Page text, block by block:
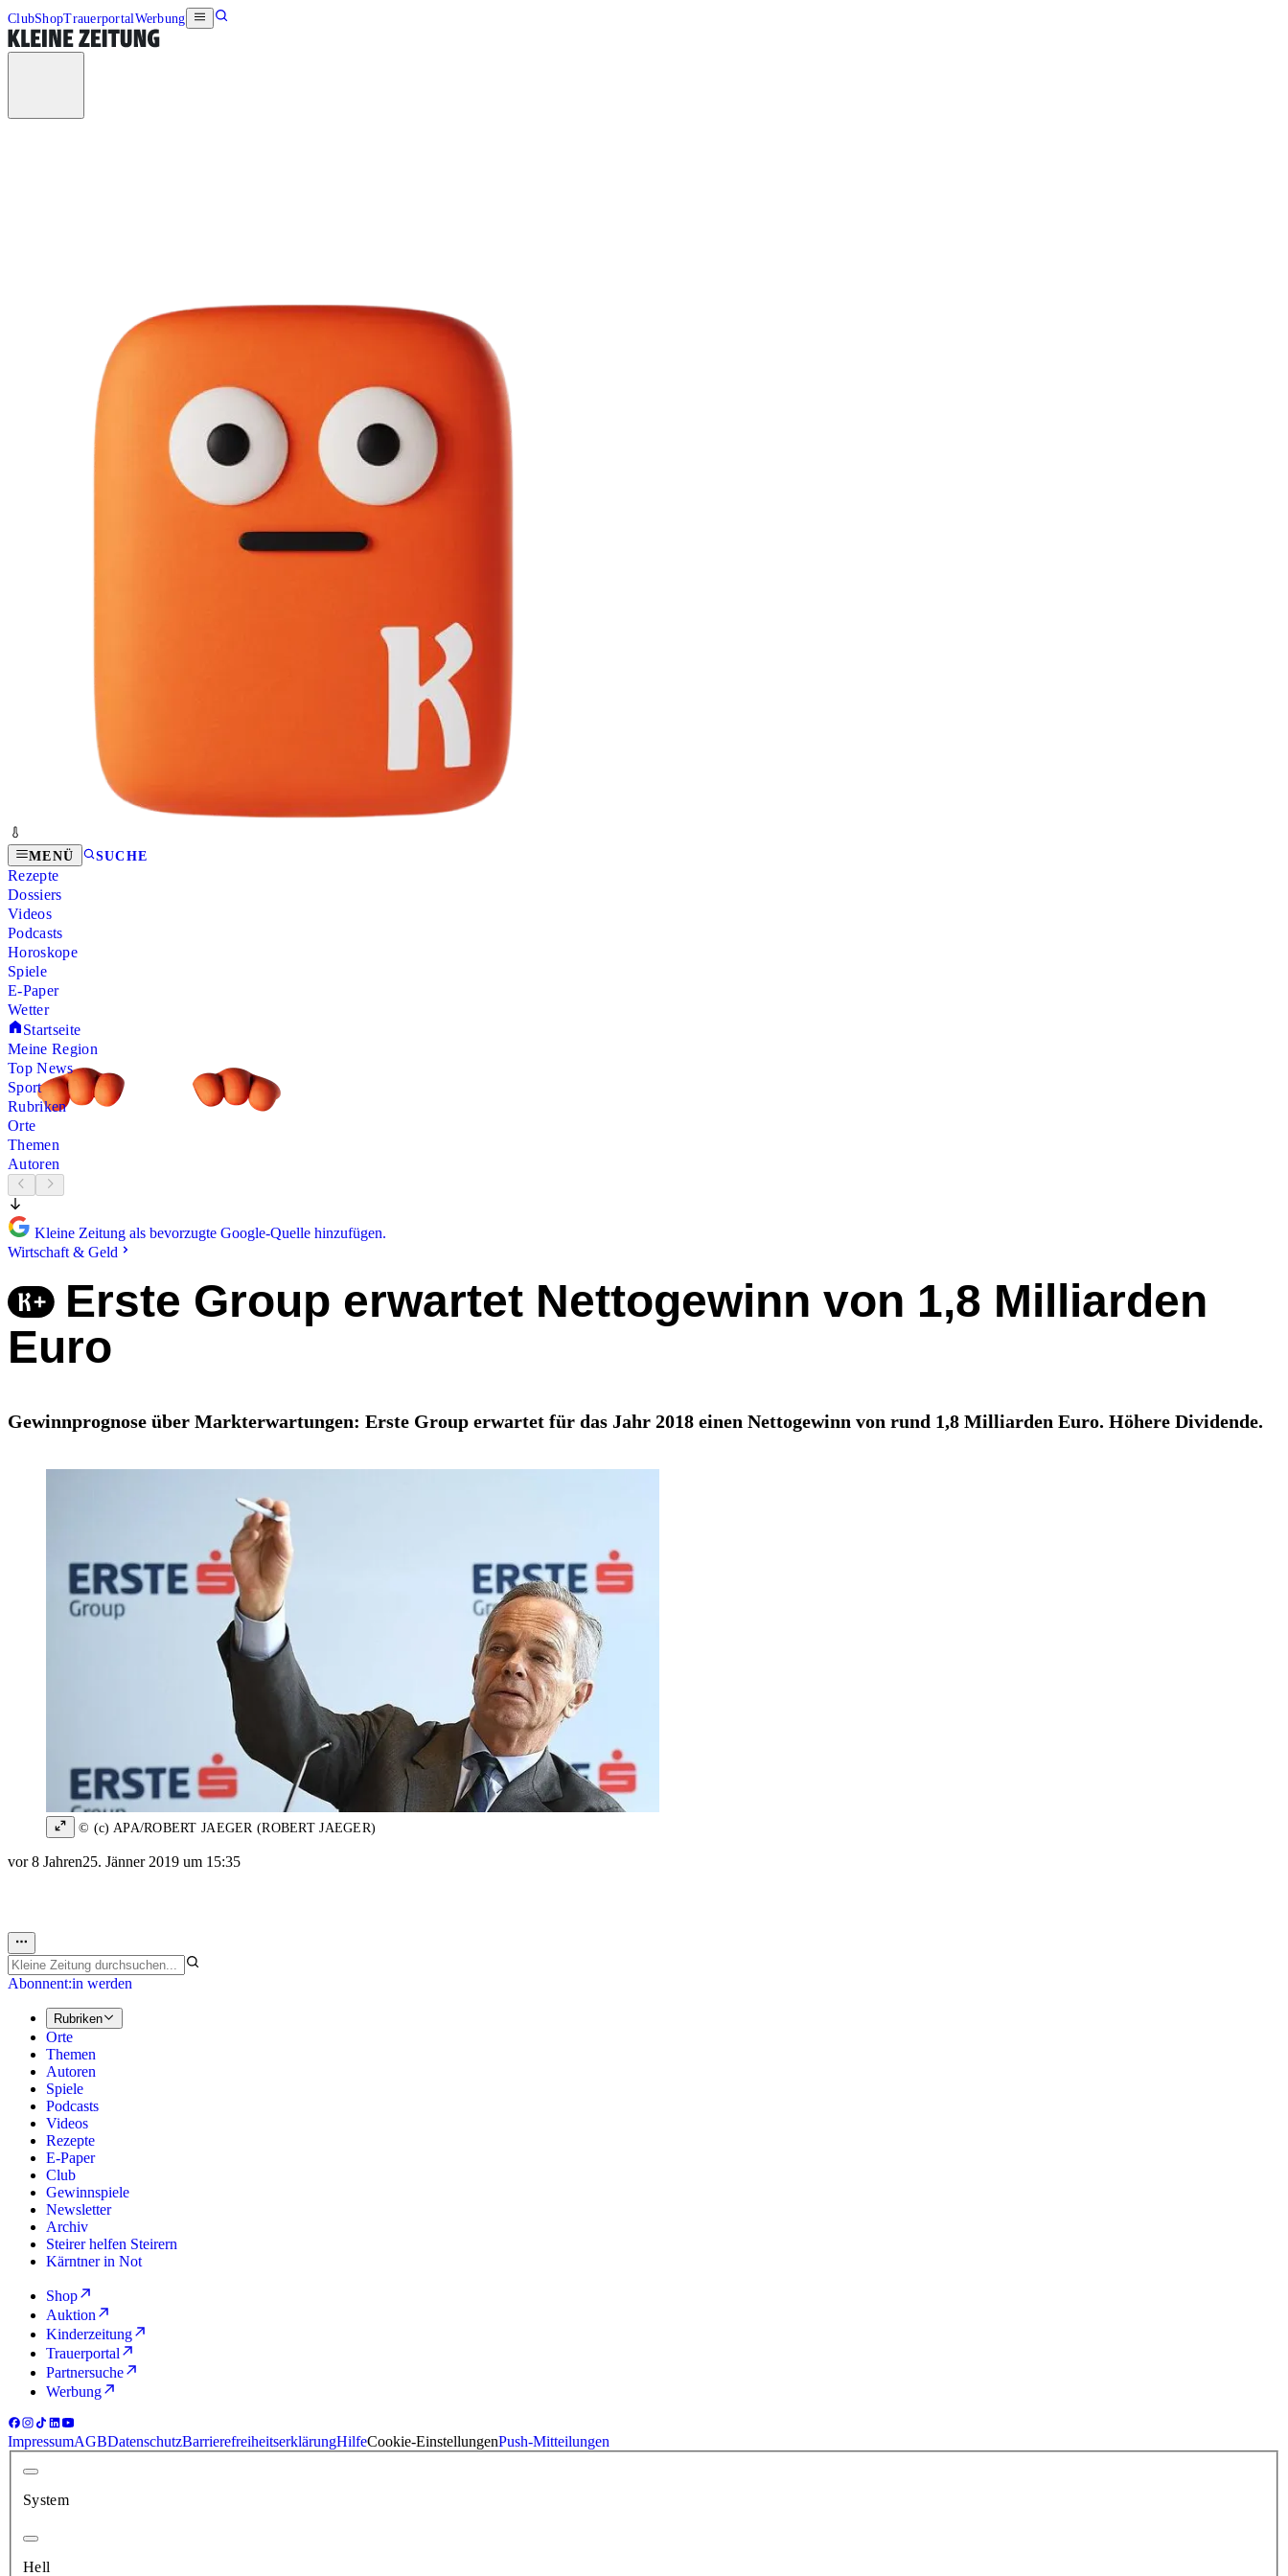
ClubShopTrauerportalWerbung
MENÜ SUCHE
Rezepte
Dossiers
Videos
Podcasts
Horoskope
Spiele
E-Paper
Wetter
Startseite
Meine Region
Top News
Sport
Rubriken
Orte
Themen
Autoren
Kleine Zeitung als bevorzugte Google-Quelle hinzufügen.
Wirtschaft & Geld
Erste Group erwartet Nettogewinn von 1,8 Milliarden
Euro
Gewinnprognose über Markterwartungen: Erste Group erwartet für das Jahr 2018 einen Nettogewinn von rund 1,8 Milliarden Euro. Höhere Dividende.
© (c) APA/ROBERT JAEGER (ROBERT JAEGER)
vor 8 Jahren25. Jänner 2019 um 15:35
Abonnent:in werden
Rubriken
Orte
Themen
Autoren
Spiele
Podcasts
Videos
Rezepte
E-Paper
Club
Gewinnspiele
Newsletter
Archiv
Steirer helfen Steirern
Kärntner in Not
Shop
Auktion
Kinderzeitung
Trauerportal
Partnersuche
Werbung
ImpressumAGBDatenschutzBarrierefreiheitserklärungHilfeCookie-EinstellungenPush-Mitteilungen
System
Hell